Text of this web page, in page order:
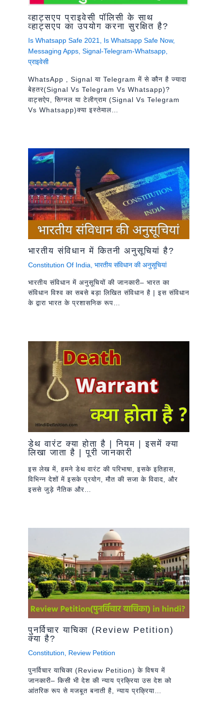
व्हाट्सएप प्राइवेसी पॉलिसी के साथ
व्हाट्सएप का उपयोग करना सुरक्षित है?
Is Whatsapp Safe 2021 Is Whatsapp Safe Now,
Messaging Apps, Signal-Telegram-Whatsapp,
प्राइवेसी
WhatsApp , Signal या Telegram में से कौन है ज्यादा
बेहतर(signal Vs Telegram Vs Whatsapp)?
वाट्सऐप, सिग्नल या टेलीग्राम (signal Vs Telegram
Vs Whatsapp)क्या इस्तेमाल…
भारतीय संविधान में कितनी अनुसूचियां है?
Constitution Of India भारतीय संविधान की अनुसूचियां
भारतीय संविधान में अनुसूचियों की जानकारी– भारत का
संविधान विश्व का सबसे बड़ा लिखित संविधान है | इस संविधान
के द्वारा भारत के प्रशासनिक रूप…
डेथ वारंट क्या होता है | नियम | इसमें क्या
लिखा जाता है | पूरी जानकारी
इस लेख में, हमने डेथ वारंट की परिभाषा, इसके इतिहास,
विभिन्न देशों में इसके प्रयोग, मौत की सजा के विवाद, और
इससे जुड़े नैतिक और…
पुनर्विचार याचिका (Review Petition)
क्या है?
Constitution, Review Petition
पुनर्विचार याचिका (Review Petition) के विषय में
जानकारी– किसी भी देश की न्याय प्रक्रिया उस देश को
आंतरिक रूप से मजबूत बनाती है, न्याय प्रक्रिया…